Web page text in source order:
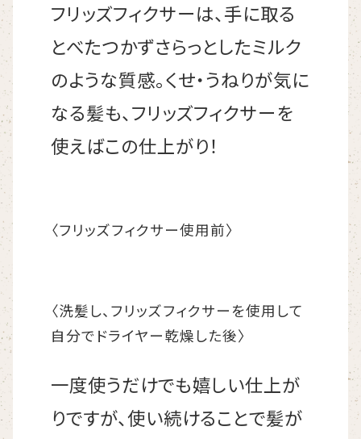
フリッズフィクサーは、手に取る
とべたつかずさらっとしたミルク
のような質感。くせ・うねりが気に
なる髪も、フリッズフィクサーを
使えばこの仕上がり！
〈フリッズフィクサー使用前〉
〈洗髪し、フリッズフィクサーを使用して
自分でドライヤー乾燥した後〉
一度使うだけでも嬉しい仕上が
りですが、使い続けることで髪が